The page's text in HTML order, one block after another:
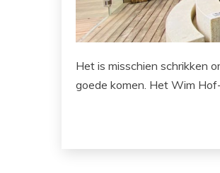
Het is misschien schrikken
goede komen. Het Wim